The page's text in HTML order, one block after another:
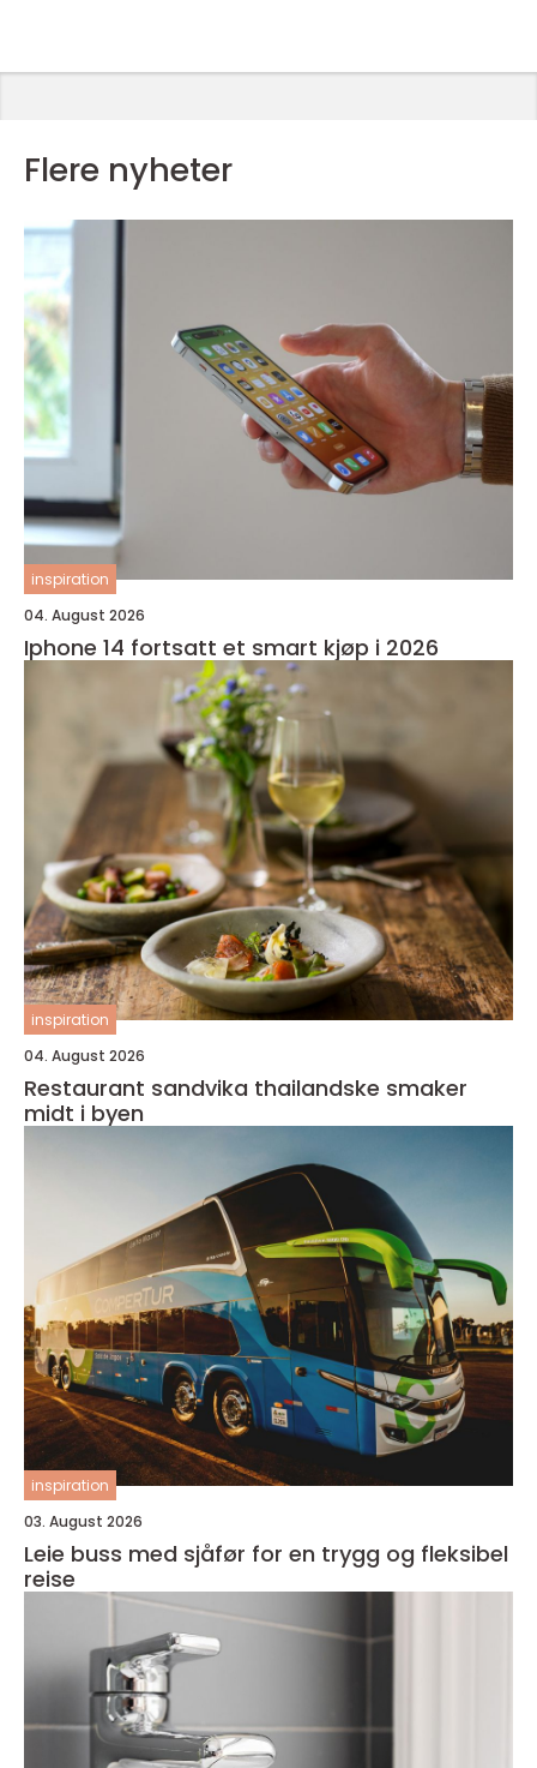
Flere nyheter
inspiration
04. August 2026
Iphone 14 fortsatt et smart kjøp i 2026
inspiration
04. August 2026
Restaurant sandvika thailandske smaker
midt i byen
inspiration
03. August 2026
Leie buss med sjåfør for en trygg og fleksibel
reise